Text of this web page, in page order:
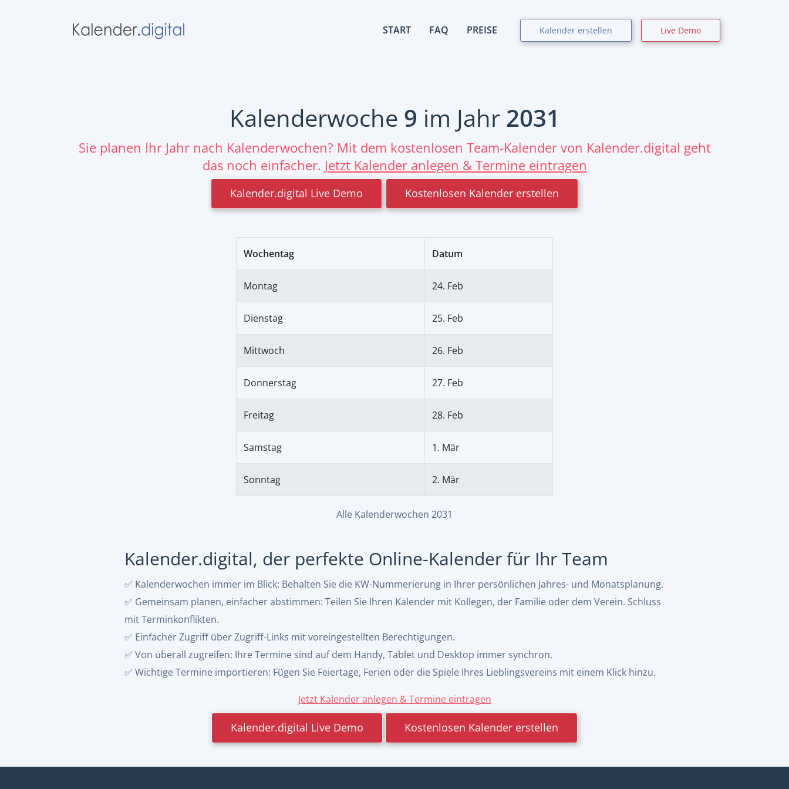
START FAQ PREISE Kalender erstellen Live Demo
Kalenderwoche 9 im Jahr 2031
Sie planen Ihr Jahr nach Kalenderwochen? Mit dem kostenlosen Team-Kalender von Kalender.digital geht
das noch einfacher. Jetzt Kalender anlegen & Termine eintragen
Kalender.digital Live Demo Kostenlosen Kalender erstellen
Wochentag Datum
Montag 24. Feb
Dienstag 25. Feb
Mittwoch 26. Feb
Donnerstag 27. Feb
Freitag 28. Feb
Samstag 1. Mär
Sonntag 2. Mär
Alle Kalenderwochen 2031
Kalender.digital, der perfekte Online-Kalender für Ihr Team
✅ Kalenderwochen immer im Blick: Behalten Sie die KW-Nummerierung in Ihrer persönlichen Jahres- und Monatsplanung.
✅ Gemeinsam planen, einfacher abstimmen: Teilen Sie Ihren Kalender mit Kollegen, der Familie oder dem Verein. Schluss
mit Terminkonflikten.
✅ Einfacher Zugriff über Zugriff-Links mit voreingestellten Berechtigungen.
✅ Von überall zugreifen: Ihre Termine sind auf dem Handy, Tablet und Desktop immer synchron.
✅ Wichtige Termine importieren: Fügen Sie Feiertage, Ferien oder die Spiele Ihres Lieblingsvereins mit einem Klick hinzu.
Jetzt Kalender anlegen & Termine eintragen
Kalender.digital Live Demo Kostenlosen Kalender erstellen